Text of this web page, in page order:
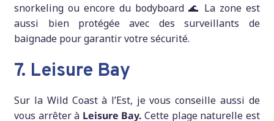
snorkeling ou encore du bodyboard 🌊 La zone est
aussi bien protégée avec des surveillants de
baignade pour garantir votre sécurité.
7. Leisure Bay
Sur la Wild Coast à l’Est, je vous conseille aussi de
vous arrêter à Leisure Bay.Cette plage naturelle est